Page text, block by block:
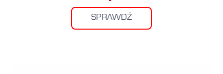
SPRAWDŹ